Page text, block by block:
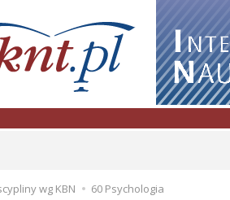
wg KBN 60 Psychologia